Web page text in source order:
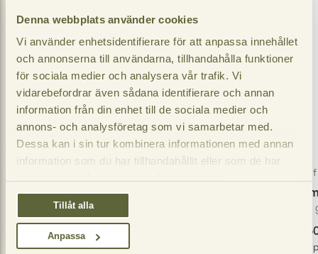
Denna webbplats använder cookies
Vi använder enhetsidentifierare för att anpassa innehållet
och annonserna till användarna, tillhandahålla funktioner
för sociala medier och analysera vår trafik. Vi
vidarebefordrar även sådana identifierare och annan
information från din enhet till de sociala medier och
annons- och analysföretag som vi samarbetar med.
Dessa kan i sin tur kombinera informationen med annan
information som du har tillhandahållit eller som de har
Tillåt alla
Anpassa
Biscuit körsbär
155 gram
22,50 SEK
Jmf pris:145,16 / kg Jmf